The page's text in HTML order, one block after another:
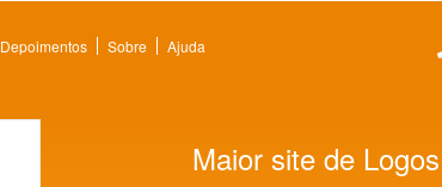
Depoimentos Sobre Ajuda
Maior site de